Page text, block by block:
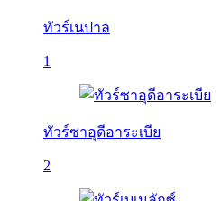
ทัวร์เนปาล
1
ทัวร์ซาอุดีอาระเบีย
2